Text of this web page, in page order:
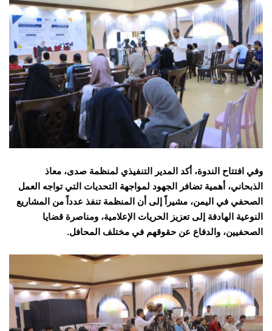
وفي افتتاح الندوة، أكد المدير التنفيذي لمنظمة صدى، معاذ
الذبحاني، أهمية تضافر الجهود لمواجهة التحديات التي تواجه العمل
الصحفي في اليمن، مشيراً إلى أن المنظمة تنفذ عدداً من المشاريع
النوعية الهادفة إلى تعزيز الحريات الإعلامية، ومناصرة قضايا
الصحفيين، والدفاع عن حقوقهم في مختلف المحافل.